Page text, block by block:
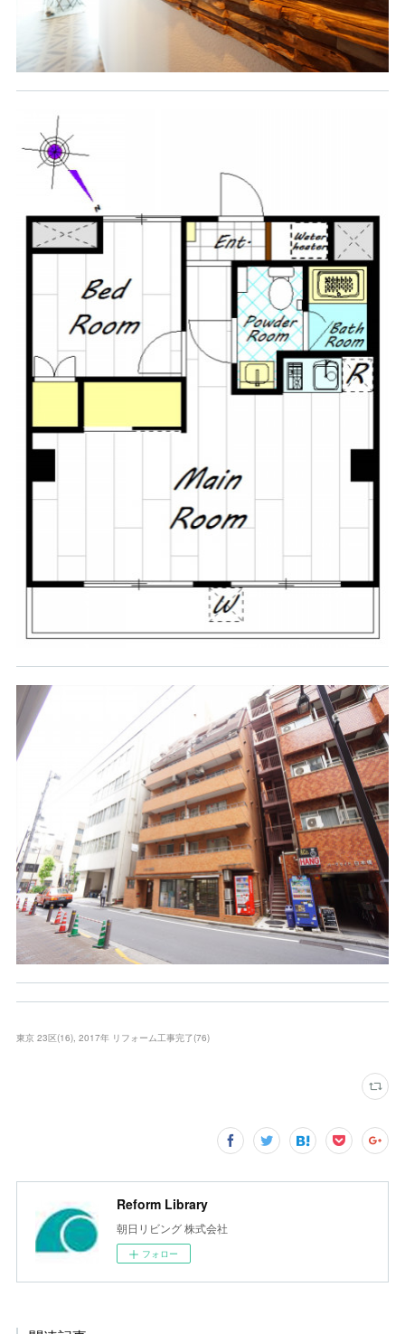
東京 23区(16) 2017年 リフォーム工事完了(76)
Reform Library
朝日リビング 株式会社
フォロー